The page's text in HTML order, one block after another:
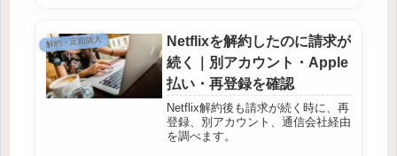
解約・定期購入
Netflixを解約したのに請求が
続く｜別アカウント・Apple
払い・再登録を確認
Netflix解約後も請求が続く時に、再
登録、別アカウント、通信会社経由
を調べます。